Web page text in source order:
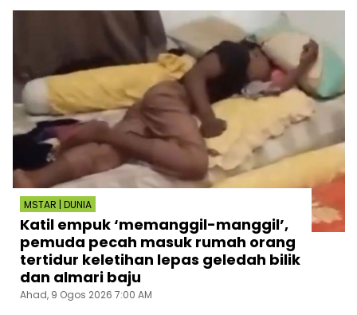
MSTAR | DUNIA
Katil empuk ‘memanggil-manggil’,
pemuda pecah masuk rumah orang
tertidur keletihan lepas geledah bilik
dan almari baju
Ahad, 9 Ogos 2026 7:00 AM